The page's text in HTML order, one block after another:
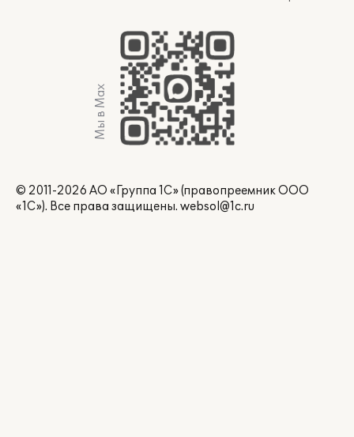
Мы в Max
© 2011-2026 АО «Группа 1С» (правопреемник ООО
«1С»). Все права защищены. websol@1c.ru